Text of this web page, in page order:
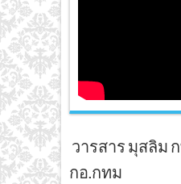
วารสาร มุสลิม
กอ.กทม